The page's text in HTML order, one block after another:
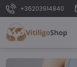
+36203914840